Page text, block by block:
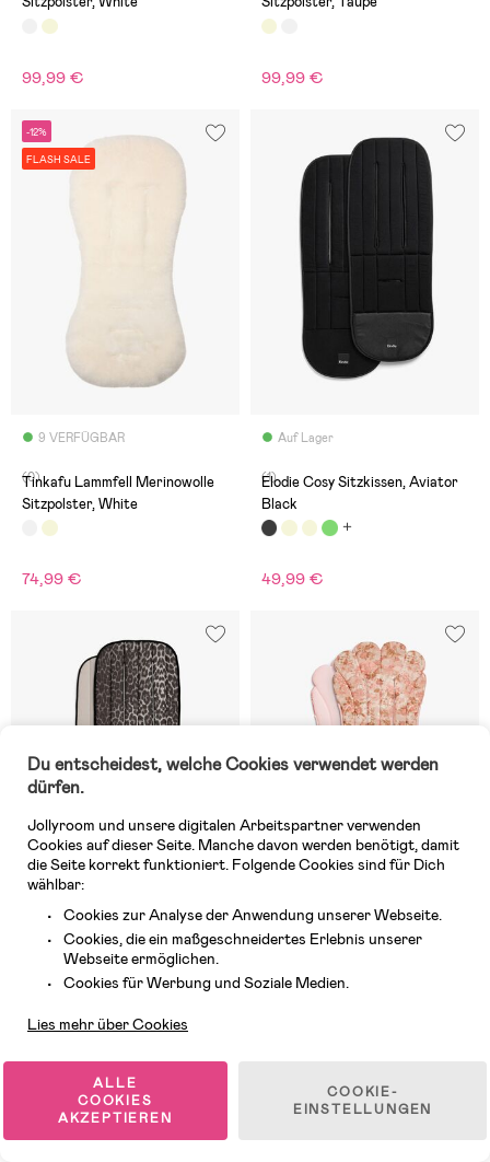
99,99 € 99,99 €
-12%
FLASH SALE
9 VERFÜGBAR
(0)
Tinkafu Lammfell Merinowolle
Sitzpolster, White
74,99 €
Auf Lager
(1)
Elodie Cosy Sitzkissen, Aviator
Black
49,99 €
9 VERFÜGBAR
Elodie Cosy Sitzkissen, Le
7 VERFÜGBAR
(0)
Elodie Cosy Sitzkissen, River
Du entscheidest, welche Cookies verwendet werden
dürfen.
Jollyroom und unsere digitalen Arbeitspartner verwenden
Cookies auf dieser Seite. Manche davon werden benötigt, damit
die Seite korrekt funktioniert. Folgende Cookies sind für Dich
wählbar:
Cookies zur Analyse der Anwendung unserer Webseite.
Cookies, die ein maßgeschneidertes Erlebnis unserer
Webseite ermöglichen.
Cookies für Werbung und Soziale Medien.
Lies mehr über Cookies
ALLE
COOKIES
AKZEPTIEREN
COOKIE-
EINSTELLUNGEN